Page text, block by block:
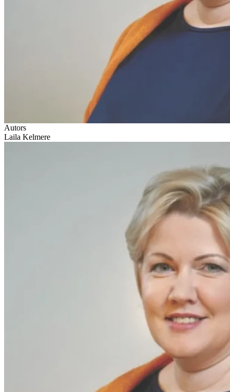
Autors
Laila Kelmere